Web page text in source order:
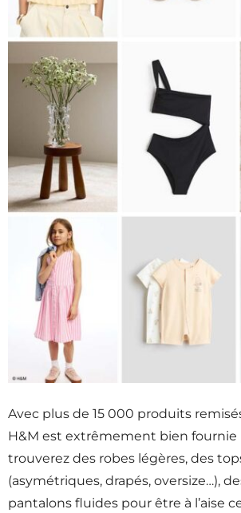
Avec plus de 15 000 produits
H&M est extrêmement bien fournie
trouverez des robes légères, des
(asymétriques, drapés, oversize…),
pantalons fluides pour être à l’aise